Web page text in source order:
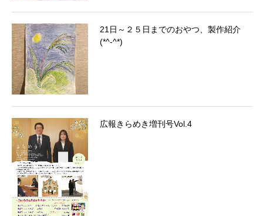
21日～２５日までのおやつ、製作紹介
(*^-^*)
広報きらめき増刊号Vol.4